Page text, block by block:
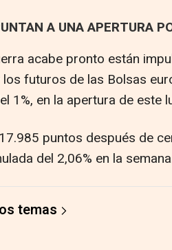
A UNA APERTURA
acabe pronto están
futuros de las Bolsas
1%, en la apertura de este
puntos después de
del 2,06% en la
temas